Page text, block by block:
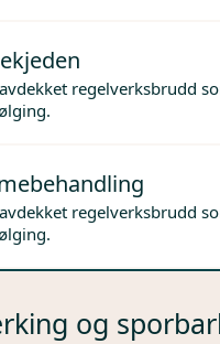
regelverksbrudd
regelverksbrudd
og